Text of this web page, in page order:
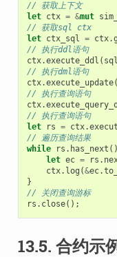
// 获取上下文
let ctx = &mut
// 获取sql ctx
let ctx_sql = ctx.
// 执行ddl语句
ctx.execute_ddl ( sql
// 执行dml语句
ctx.execute_update(
// 执行查询语句
ctx.
// 执行查询语句
let
rs = ctx.
// 遍历查询结果
while
rs . has_next ()
let ec = rs .
ctx. log (&ec.
}
// 关闭查询游标
rs . close();
13.5. 合约示